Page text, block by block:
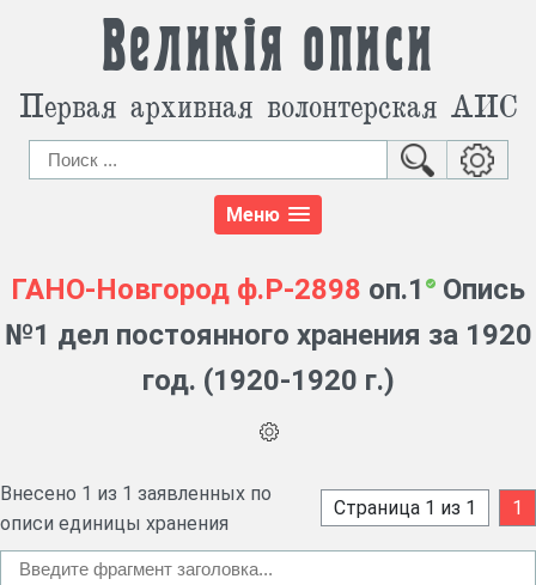
Великія описи
Первая архивная волонтерская АИС
Меню
ГАНО-Новгород ф.Р-2898 оп.1
Опись
№1 дел постоянного хранения за 1920
год. (1920-1920 г.)
Внесено 1 из 1 заявленных по
описи единицы хранения
Страница 1 из 1 1